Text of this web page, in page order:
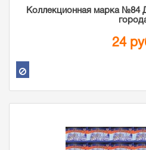
Коллекционная марка №84
24